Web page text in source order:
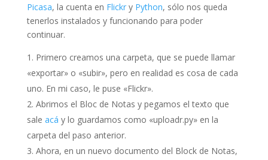
Picasa, la cuenta en Flickry Python, sólo nos queda
tenerlos instalados y funcionando para poder
continuar.
Primero creamos una carpeta, que se puede llamar
«exportar» o «subir», pero en realidad es cosa de cada
uno. En mi caso, le puse «Flickr».
Abrimos el Bloc de Notas y pegamos el texto que
sale acá y lo guardamos como «uploadr.py» en la
carpeta del paso anterior.
Ahora, en un nuevo documento del Block de Notas,